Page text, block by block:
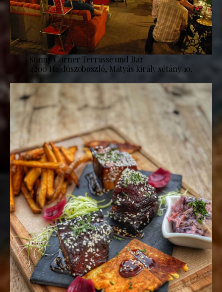
Sunny Corner Terrasse und Bar
4200 Hajdúszoboszló, Mátyás király sétány 10.